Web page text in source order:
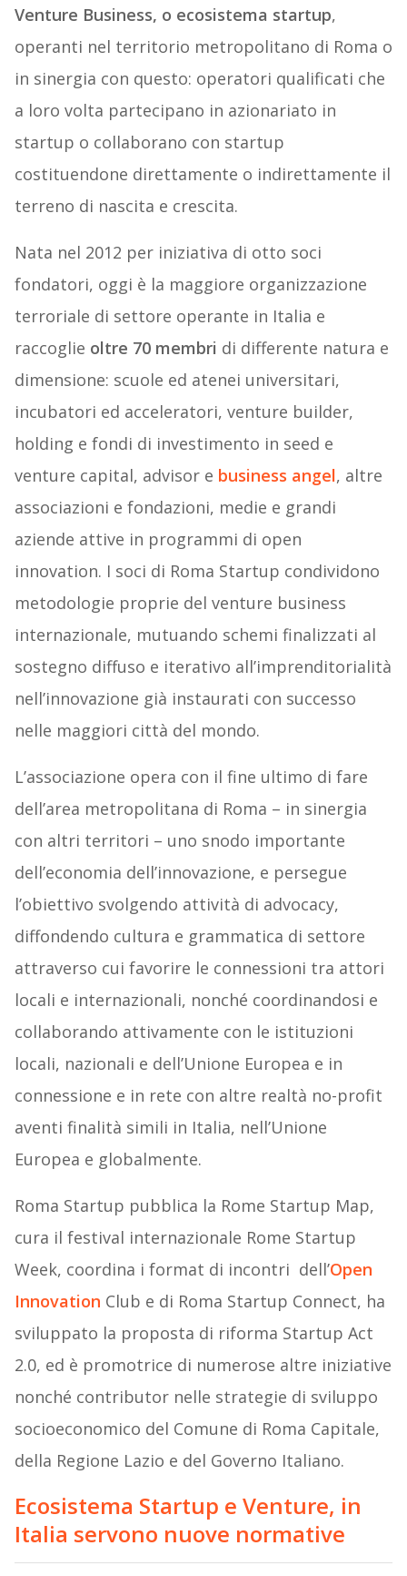
Venture Business, o ecosistema startup,
operanti nel territorio metropolitano di Roma o
in sinergia con questo: operatori qualificati che
a loro volta partecipano in azionariato in
startup o collaborano con startup
costituendone direttamente o indirettamente il
terreno di nascita e crescita.
Nata nel 2012 per iniziativa di otto soci
fondatori, oggi è la maggiore organizzazione
terroriale di settore operante in Italia e
raccoglie oltre 70 membri di differente natura e
dimensione: scuole ed atenei universitari,
incubatori ed acceleratori, venture builder,
holding e fondi di investimento in seed e
venture capital, advisor e business angel, altre
associazioni e fondazioni, medie e grandi
aziende attive in programmi di open
innovation. I soci di Roma Startup condividono
metodologie proprie del venture business
internazionale, mutuando schemi finalizzati al
sostegno diffuso e iterativo all’imprenditorialità
nell’innovazione già instaurati con successo
nelle maggiori città del mondo.
L’associazione opera con il fine ultimo di fare
dell’area metropolitana di Roma – in sinergia
con altri territori – uno snodo importante
dell’economia dell’innovazione, e persegue
l’obiettivo svolgendo attività di advocacy,
diffondendo cultura e grammatica di settore
attraverso cui favorire le connessioni tra attori
locali e internazionali, nonché coordinandosi e
collaborando attivamente con le istituzioni
locali, nazionali e dell’Unione Europea e in
connessione e in rete con altre realtà no-profit
aventi finalità simili in Italia, nell’Unione
Europea e globalmente.
Roma Startup pubblica la Rome Startup Map,
cura il festival internazionale Rome Startup
Week, coordina i format di incontri dell’Open
Innovation Club e di Roma Startup Connect, ha
sviluppato la proposta di riforma Startup Act
2.0, ed è promotrice di numerose altre iniziative
nonché contributor nelle strategie di sviluppo
socioeconomico del Comune di Roma Capitale,
della Regione Lazio e del Governo Italiano.
Ecosistema Startup e Venture, in
Italia servono nuove normative